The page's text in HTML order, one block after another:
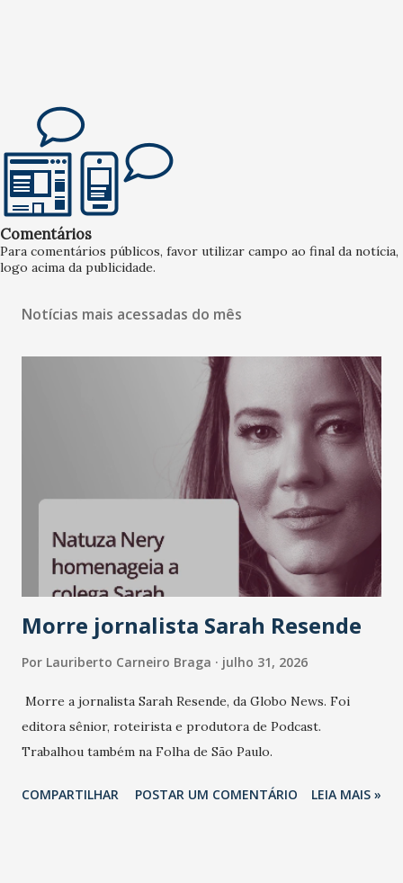
Comentários
Para comentários públicos, favor utilizar campo ao final da notícia,
logo acima da publicidade.
Notícias mais acessadas do mês
Morre jornalista Sarah Resende
Por Lauriberto Carneiro Braga julho 31, 2026
Morre a jornalista Sarah Resende, da Globo News. Foi
editora sênior, roteirista e produtora de Podcast.
Trabalhou também na Folha de São Paulo.
COMPARTILHAR POSTAR UM COMENTÁRIO LEIA MAIS »